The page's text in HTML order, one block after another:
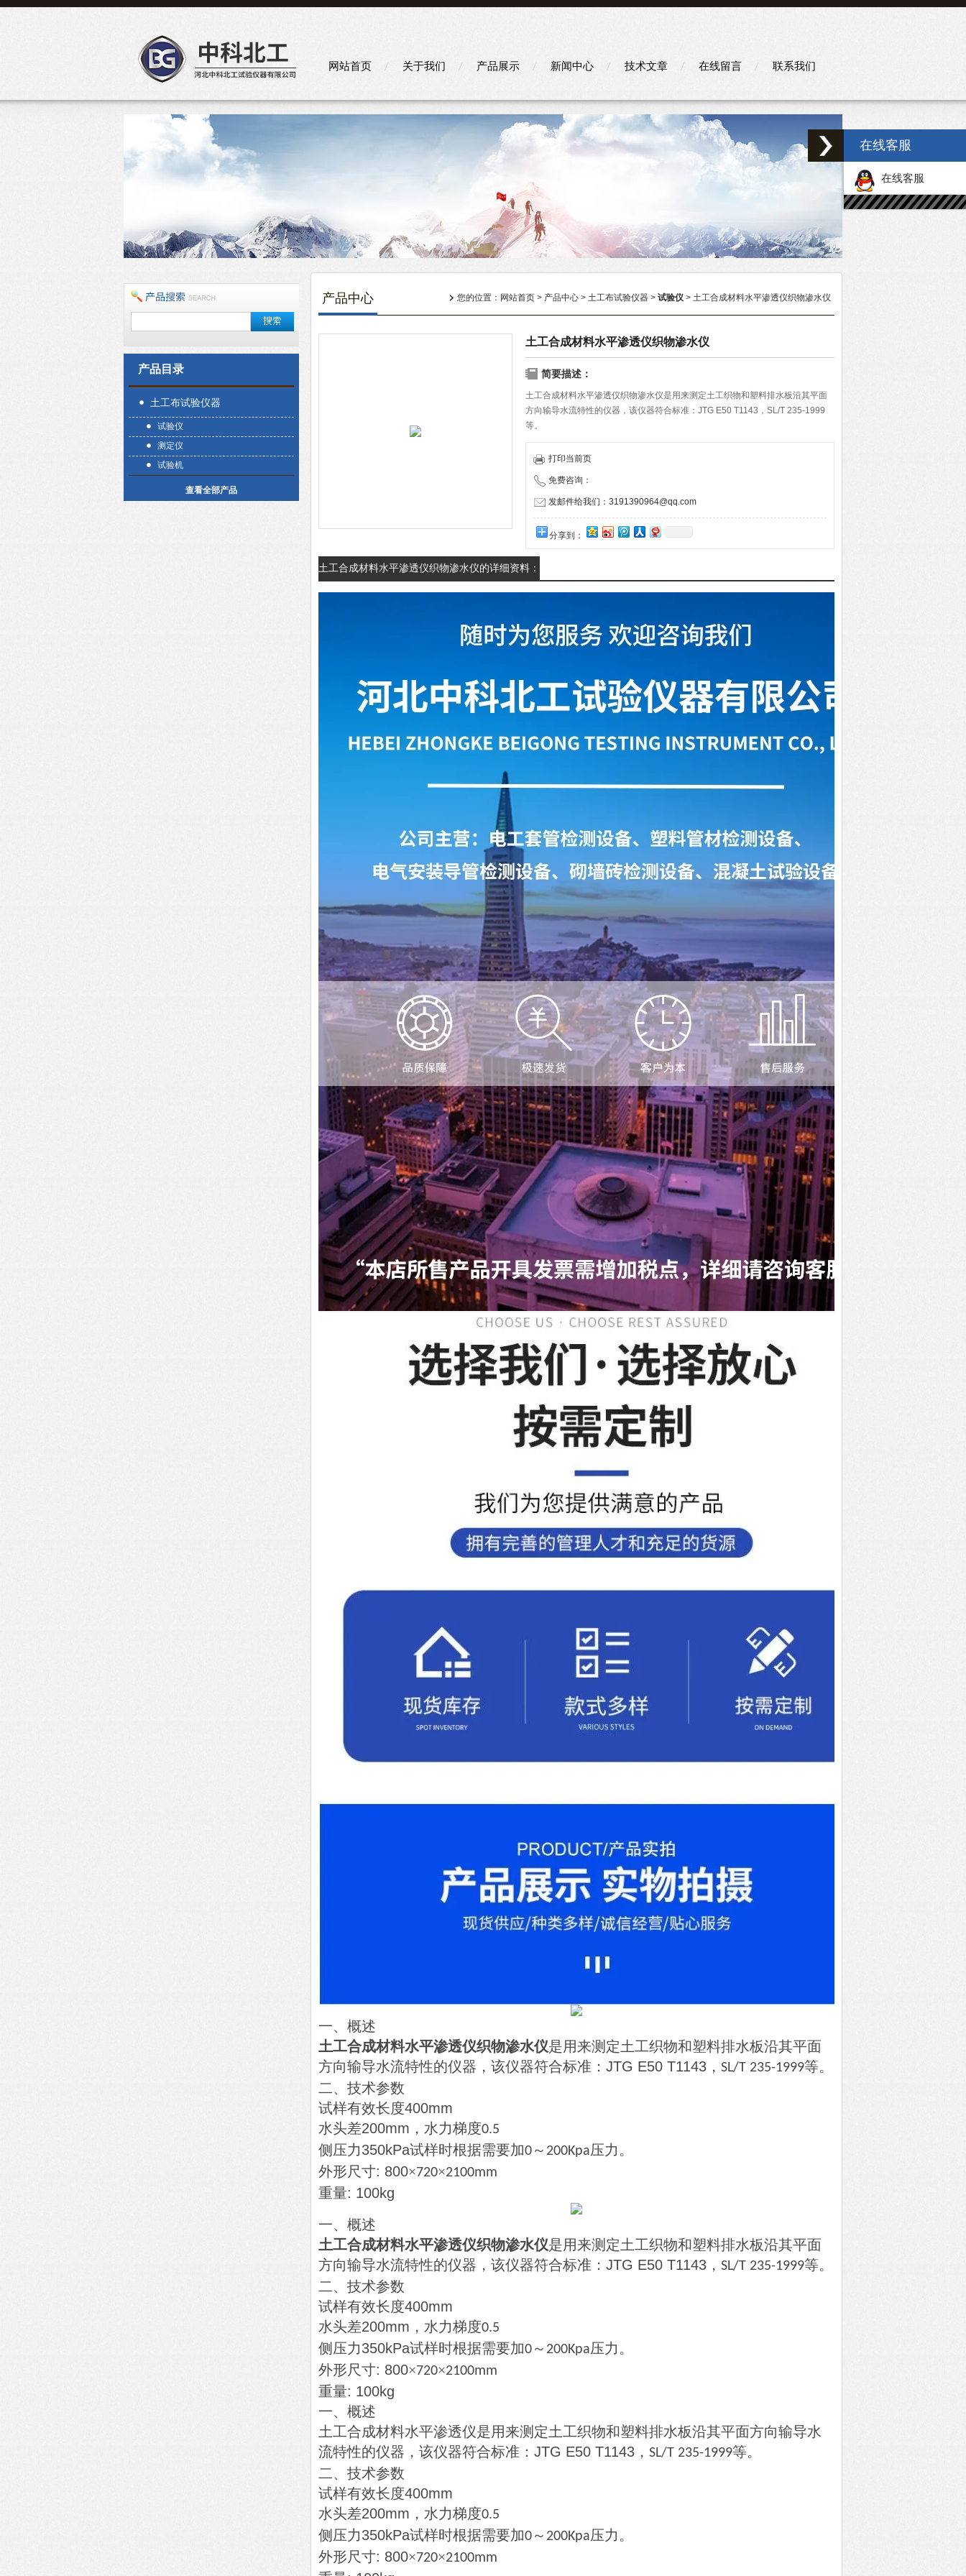
网站首页 关于我们 产品展示 新闻中心 技术文章 在线留言 联系我们
产品目录
土工布试验仪器
试验仪
测定仪
试验机
查看全部产品
产品中心 您的位置： 网站首页 > 产品中心 > 土工布试验仪器 > 试验仪 > 土工合成材料水平渗透仪织物渗水仪
土工合成材料水平渗透仪织物渗水仪
简要描述：
土工合成材料水平渗透仪织物渗水仪是用来测定土工织物和塑料排水板沿其平面
方向输导水流特性的仪器，该仪器符合标准：JTG E50 T1143，SL/T 235-1999
等。
打印当前页
免费咨询：
发邮件给我们：3191390964@qq.com
分享到：
土工合成材料水平渗透仪织物渗水仪的详细资料：
一、概述
土工合成材料水平渗透仪织物渗水仪是用来测定土工织物和塑料排水板沿其平面
方向输导水流特性的仪器，该仪器符合标准： JTG E50 T1143 ， SL/T 235-1999等。
二、技术参数
试样有效长度400mm
水头差200mm ，水力梯度0.5
侧压力350kPa试样时根据需要加0 ～ 200Kpa压力。
外形尺寸: 800×720×2100mm
重量: 100kg
一、概述
土工合成材料水平渗透仪织物渗水仪是用来测定土工织物和塑料排水板沿其平面
方向输导水流特性的仪器，该仪器符合标准： JTG E50 T1143 ， SL/T 235-1999等。
二、技术参数
试样有效长度400mm
水头差200mm ，水力梯度0.5
侧压力350kPa试样时根据需要加0 ～ 200Kpa压力。
外形尺寸: 800×720×2100mm
重量: 100kg
一、概述
土工合成材料水平渗透仪是用来测定土工织物和塑料排水板沿其平面方向输导水
流特性的仪器，该仪器符合标准： JTG E50 T1143 ， SL/T 235-1999等。
二、技术参数
试样有效长度400mm
水头差200mm ，水力梯度0.5
侧压力350kPa试样时根据需要加0 ～ 200Kpa压力。
外形尺寸: 800×720×2100mm
在线客服
在线客服